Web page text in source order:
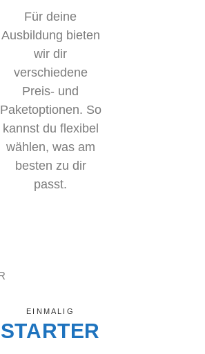
Für deine
Ausbildung bieten
wir dir
verschiedene
Preis- und
Paketoptionen. So
kannst du flexibel
wählen, was am
besten zu dir
passt.
EINMALIG
STARTER